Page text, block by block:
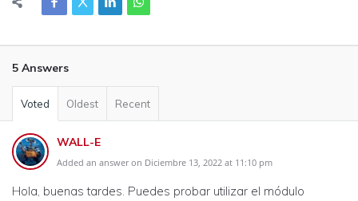
5 Answers
Voted Oldest Recent
WALL-E
Added an answer on Diciembre 13, 2022 at 11:10 pm
Hola, buenas tardes. Puedes probar utilizar el módulo